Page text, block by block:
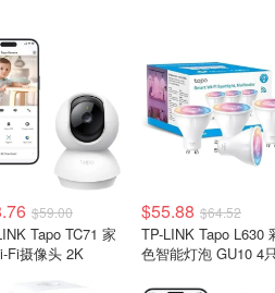
$59.00
Tapo TC71 家
Fi摄像头 2K
$55.88 $64.52
TP-LINK Tapo L630
色智能灯泡 GU10 4